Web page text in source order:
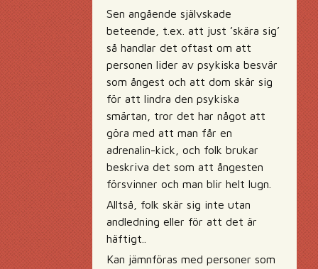
Sen angående självskade
beteende, t.ex. att just ’skära sig’
så handlar det oftast om att
personen lider av psykiska besvär
som ångest och att dom skär sig
för att lindra den psykiska
smärtan, tror det har något att
göra med att man får en
adrenalin-kick, och folk brukar
beskriva det som att ångesten
försvinner och man blir helt lugn.
Alltså, folk skär sig inte utan
andledning eller för att det är
häftigt..
Kan jämnföras med personer som